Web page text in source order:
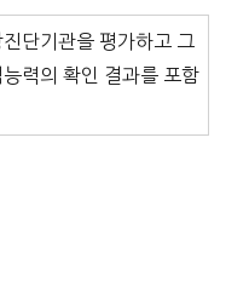
단기관을 평가하고 그
력의 확인 결과를 포함